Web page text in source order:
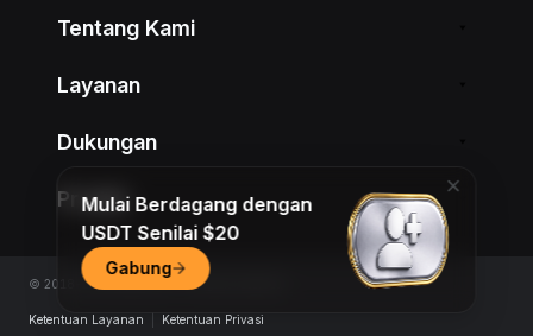
Tentang Kami
Layanan
Dukungan
Produk
© 2018-2026 Bybit.com. All rights reserved.
Ketentuan Layanan Ketentuan Privasi
Mulai Berdagang dengan
USDT Senilai $20
Gabung